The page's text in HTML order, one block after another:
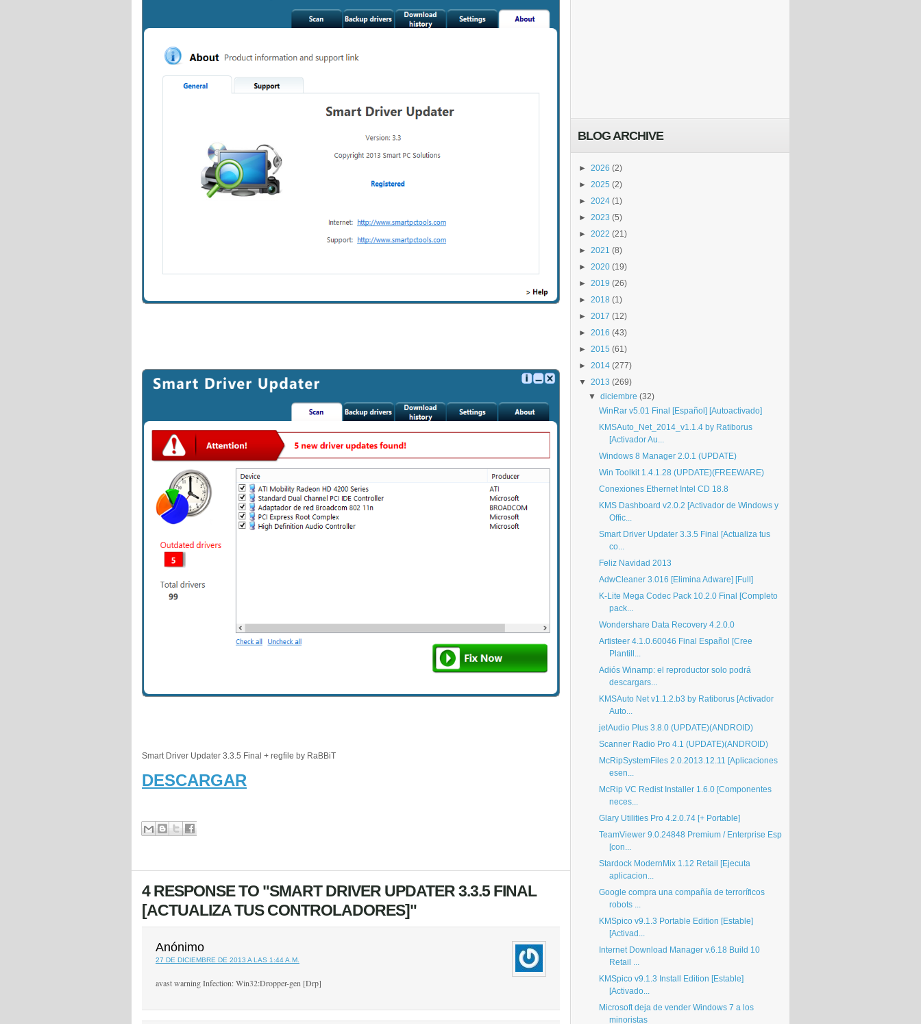
Smart Driver Updater 3.3.5 Final + regfile by RaBBiT
DESCARGAR
4 RESPONSE TO "SMART DRIVER UPDATER 3.3.5 FINAL
[ACTUALIZA TUS CONTROLADORES]"
Anónimo
27 DE DICIEMBRE DE 2013 A LAS 1:44 A.M.
avast warning Infection: Win32:Dropper-gen [Drp]
BLOG ARCHIVE
► 2026 (2)
► 2025 (2)
► 2024 (1)
► 2023 (5)
► 2022 (21)
► 2021 (8)
► 2020 (19)
► 2019 (26)
► 2018 (1)
► 2017 (12)
► 2016 (43)
► 2015 (61)
► 2014 (277)
▼ 2013 (269)
▼diciembre (32)
WinRar v5.01 Final [Español] [Autoactivado]
KMSAuto_Net_2014_v1.1.4 by Ratiborus
[Activador Au...
Windows 8 Manager 2.0.1 (UPDATE)
Win Toolkit 1.4.1.28 (UPDATE)(FREEWARE)
Conexiones Ethernet Intel CD 18.8
KMS Dashboard v2.0.2 [Activador de Windows y
Offic...
Smart Driver Updater 3.3.5 Final [Actualiza tus
co...
Feliz Navidad 2013
AdwCleaner 3.016 [Elimina Adware] [Full]
K-Lite Mega Codec Pack 10.2.0 Final [Completo
pack...
Wondershare Data Recovery 4.2.0.0
Artisteer 4.1.0.60046 Final Español [Cree
Plantill...
Adiós Winamp: el reproductor solo podrá
descargars...
KMSAuto Net v1.1.2.b3 by Ratiborus [Activador
Auto...
jetAudio Plus 3.8.0 (UPDATE)(ANDROID)
Scanner Radio Pro 4.1 (UPDATE)(ANDROID)
McRipSystemFiles 2.0.2013.12.11 [Aplicaciones
esen...
McRip VC Redist Installer 1.6.0 [Componentes
neces...
Glary Utilities Pro 4.2.0.74 [+ Portable]
TeamViewer 9.0.24848 Premium / Enterprise Esp
[con...
Stardock ModernMix 1.12 Retail [Ejecuta
aplicacion...
Google compra una compañía de terroríficos
robots ...
KMSpico v9.1.3 Portable Edition [Estable]
[Activad...
Internet Download Manager v.6.18 Build 10
Retail ...
KMSpico v9.1.3 Install Edition [Estable]
[Activado...
Microsoft deja de vender Windows 7 a los
minoristas